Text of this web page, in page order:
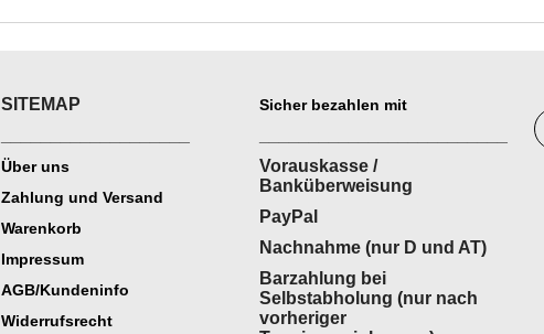
SITEMAP
Über uns
Zahlung und Versand
Warenkorb
Impressum
AGB/Kundeninfo
Widerrufsrecht
Sicher bezahlen mit
Vorauskasse /
Banküberweisung
PayPal
Nachnahme (nur D und AT)
Barzahlung bei
Selbstabholung (nur nach
vorheriger